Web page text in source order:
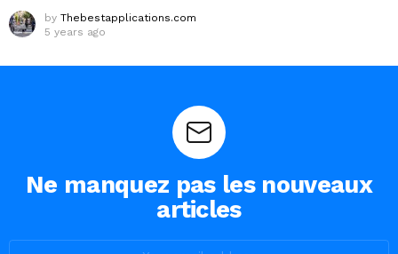
by Thebestapplications.com
5 years ago
Ne manquez pas les nouveaux
articles